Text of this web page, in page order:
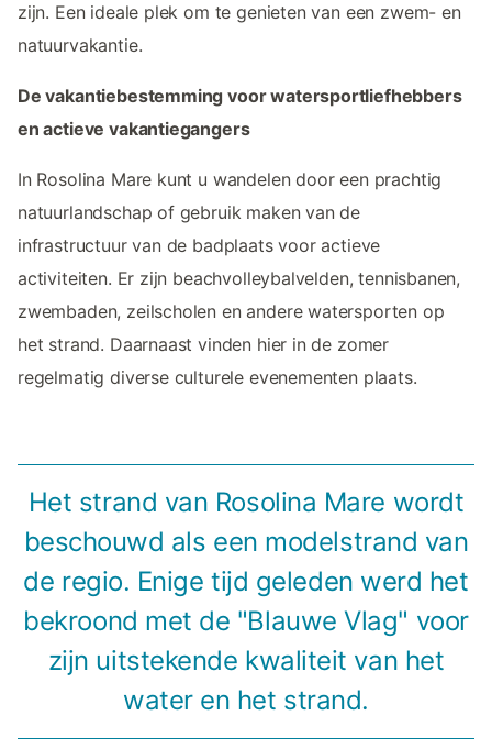
zijn. Een ideale plek om te genieten van een zwem- en
natuurvakantie.
De vakantiebestemming voor watersportliefhebbers
en actieve vakantiegangers
In Rosolina Mare kunt u wandelen door een prachtig
natuurlandschap of gebruik maken van de
infrastructuur van de badplaats voor actieve
activiteiten. Er zijn beachvolleybalvelden, tennisbanen,
zwembaden, zeilscholen en andere watersporten op
het strand. Daarnaast vinden hier in de zomer
regelmatig diverse culturele evenementen plaats.
Het strand van Rosolina Mare wordt
beschouwd als een modelstrand van
de regio. Enige tijd geleden werd het
bekroond met de "Blauwe Vlag" voor
zijn uitstekende kwaliteit van het
water en het strand.